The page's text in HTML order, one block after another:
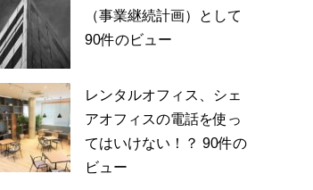
（事業継続計画）として
90件のビュー
レンタルオフィス、シェ
アオフィスの電話を使っ
てはいけない！？ 90件の
ビュー